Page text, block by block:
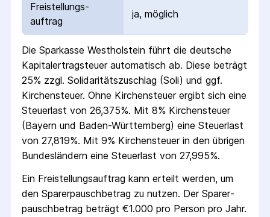
Freistellungs­
auftrag
ja, möglich
Die Sparkasse Westholstein führt die deutsche
Kapital­ertrag­steuer automatisch ab. Diese beträgt
25% zzgl. Solidaritäts­zuschlag (Soli) und ggf.
Kirchensteuer. Ohne Kirchensteuer ergibt sich eine
Steuerlast von 26,375%. Mit 8% Kirchensteuer
(Bayern und Baden-Württemberg) eine Steuerlast
von 27,819%. Mit 9% Kirchensteuer in den übrigen
Bundesländern eine Steuerlast von 27,995%.
Ein Freistellungs­auftrag kann erteilt werden, um
den Sparer­pausch­betrag zu nutzen. Der Sparer­
pausch­betrag beträgt €1.000 pro Person pro Jahr.